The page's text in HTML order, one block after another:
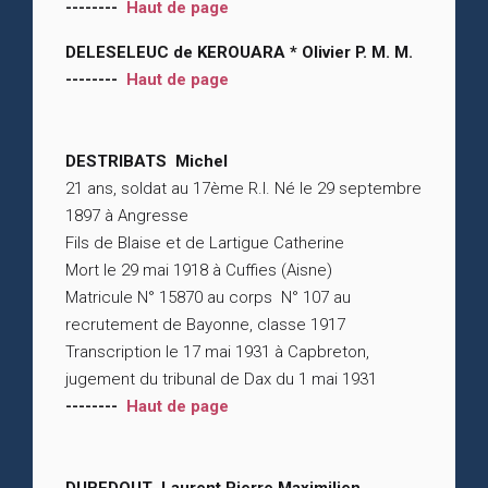
-------- Haut de page
DELESELEUC de KEROUARA * Olivier P. M. M.
-------- Haut de page
DESTRIBATS Michel
21 ans, soldat au 17ème R.I. Né le 29 septembre
1897 à Angresse
Fils de Blaise et de Lartigue Catherine
Mort le 29 mai 1918 à Cuffies (Aisne)
Matricule N° 15870 au corps N° 107 au
recrutement de Bayonne, classe 1917
Transcription le 17 mai 1931 à Capbreton,
jugement du tribunal de Dax du 1 mai 1931
-------- Haut de page